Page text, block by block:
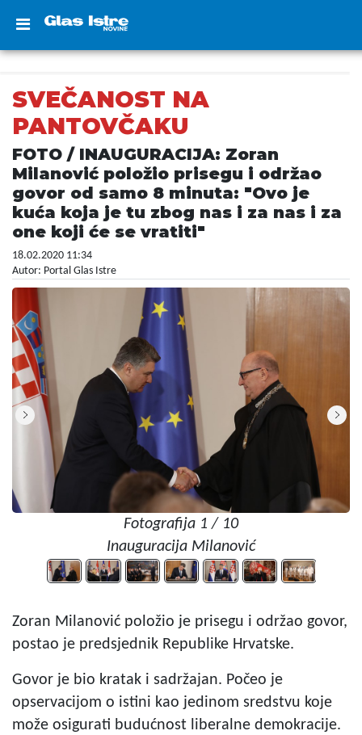
SVEČANOST NA
PANTOVČAKU
FOTO / INAUGURACIJA: Zoran
Milanović položio prisegu i održao
govor od samo 8 minuta: "Ovo je
kuća koja je tu zbog nas i za nas i za
one koji će se vratiti"
18.02.2020 11:34
Autor: Portal Glas Istre
Fotografija 1 / 10
Inauguracija Milanović
Zoran Milanović položio je prisegu i održao govor,
postao je predsjednik Republike Hrvatske.
Govor je bio kratak i sadržajan. Počeo je
opservacijom o istini kao jedinom sredstvu koje
može osigurati budućnost liberalne demokracije.